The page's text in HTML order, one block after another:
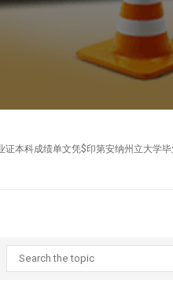
本科成绩单文凭$印第安纳州立大学